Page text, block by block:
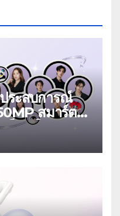
ระสบการณ์
สมาร์ต
อต ใน
Series 5G
ถุนายนนี้